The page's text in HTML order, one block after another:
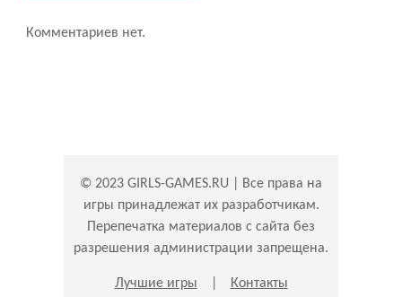
Комментариев нет.
© 2023 GIRLS-GAMES.RU | Все права на
игры принадлежат их разработчикам.
Перепечатка материалов с сайта без
разрешения администрации запрещена.
Лучшие игры Контакты